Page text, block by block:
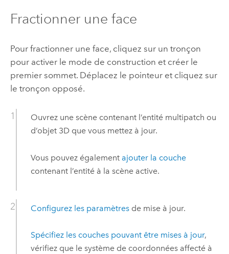
Fractionner une face
Pour fractionner une face, cliquez sur un tronçon
pour activer le mode de construction et créer le
premier sommet. Déplacez le pointeur et cliquez sur
le tronçon opposé.
Ouvrez une scène contenant l’entité multipatch ou
d’objet 3D que vous mettez à jour.
Vous pouvez également ajouter la couche
contenant l’entité à la scène active.
Configurez les paramètresde mise à jour.
Spécifiez les couches pouvant être mises à jour,
vérifiez que le système de coordonnées affecté à